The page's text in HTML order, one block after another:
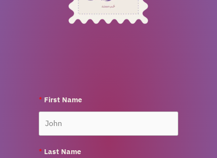
First Name
Last Name